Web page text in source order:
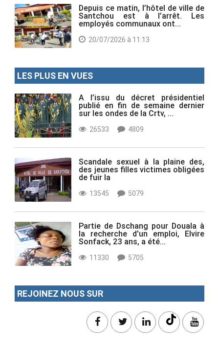
Depuis ce matin, l’hôtel de ville de
Santchou est à l’arrêt. Les
employés communaux ont...
20/07/2026 à 11:13
LES PLUS EN VUES
A l’issu du décret présidentiel
publié en fin de semaine dernier
sur les ondes de la Crtv, ...
26533 4809
Scandale sexuel à la plaine des,
des jeunes filles victimes obligées
de fuir la
13545 5079
Partie de Dschang pour Douala à
la recherche d'un emploi, Elvire
Sonfack, 23 ans, a été...
11330 5705
REJOINEZ NOUS SUR